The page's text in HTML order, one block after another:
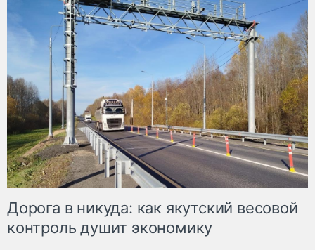
Дорога в никуда: как якутский весовой
контроль душит экономику